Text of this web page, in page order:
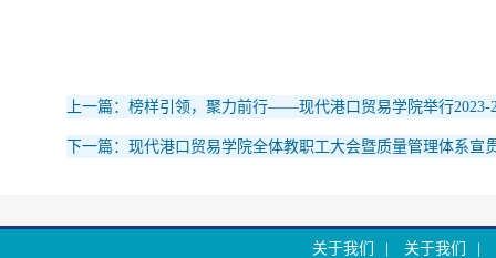
上一篇：榜样引领，聚力前行——现代港口贸易学院举行
下一篇：现代港口贸易学院全体教职工大会暨质量管理体系宣
关于我们 关于我们